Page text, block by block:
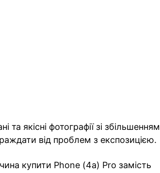
якісні фотографії зі збільшенням
від проблем з експозицією.
купити Phone (4a) Pro замість